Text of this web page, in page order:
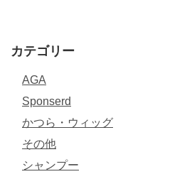
カテゴリー
AGA
Sponserd
かつら・ウィッグ
その他
シャンプー